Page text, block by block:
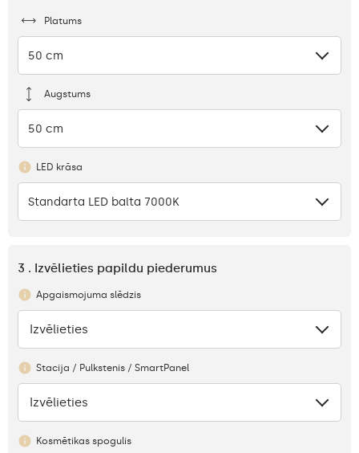
Platums
50 cm
Augstums
50 cm
LED krāsa
Standarta LED balta 7000K
3 . Izvēlieties papildu piederumus
Apgaismojuma slēdzis
Nav
Izvēlieties
Stacija / Pulkstenis / SmartPanel
Nav
Izvēlieties
Kosmētikas spogulis